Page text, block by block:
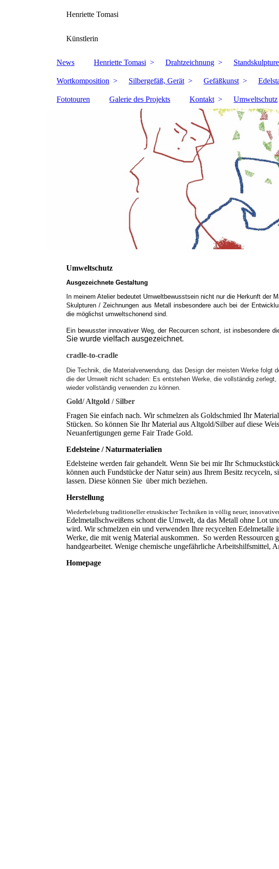
Henriette Tomasi
Künstlerin
News Henriette Tomasi Drahtzeichnung
Wortkomposition Silbergefäß, Gerät Gefäßkunst
Fototouren Galerie des Projekts Kontakt Umweltschutz
Umweltschutz
Ausgezeichnete Gestaltung
In meinem Atelier bedeutet Umweltbewusstsein nicht nur die Herkunft der
Skulpturen / Zeichnungen aus Metall insbesondere auch bei der
die möglichst umweltschonend sind.
Ein bewusster innovativer Weg, der Recourcen schont, ist insbesondere
Sie wurde vielfach ausgezeichnet.
cradle-to-cradle
Die Technik, die Materialverwendung, das Design der meisten Werke folgt
die der Umwelt nicht schaden: Es entstehen Werke, die vollständig
wieder vollständig verwenden zu können.
Gold/ Altgold / Silber
Fragen Sie einfach nach. Wir schmelzen als Goldschmied Ihr
Stücken. So können Sie Ihr Material aus Altgold/Silber auf diese
Neuanfertigungen gerne Fair Trade Gold.
Edelsteine / Naturmaterialien
Edelsteine werden fair gehandelt. Wenn Sie bei mir Ihr
können auch Fundstücke der Natur sein) aus Ihrem Besitz recyceln,
lassen. Diese können Sie über mich beziehen.
Herstellung
Wiederbelebung traditioneller etruskischer Techniken in völlig neuer,
Edelmetallschweißens schont die Umwelt, da das Metall ohne Lot
wird. Wir schmelzen ein und verwenden Ihre recycelten Edelmetalle
Werke, die mit wenig Material auskommen. So werden Ressourcen
handgearbeitet. Wenige chemische ungefährliche Arbeitshilfsmittel,
Homepage